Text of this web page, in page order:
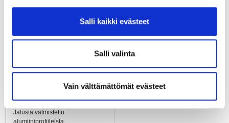
Salli kaikki evästeet
Salli valinta
Vain välttämättömät evästeet
Hiljainen siipipyörä
Puolispiraalikaapu
Jalusta
Jalusta valmistettu
alumiiniprofiileista.